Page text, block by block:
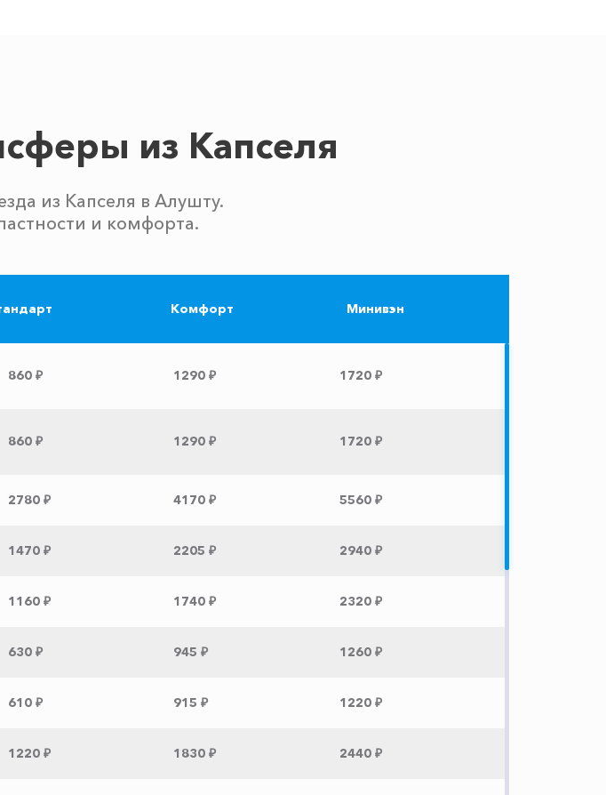
из Капселя
из Капселя в Алушту.
и комфорта.
Комфорт Минивэн
860 ₽ 1290 ₽ 1720 ₽
860 ₽ 1290 ₽ 1720 ₽
2780 ₽ 4170 ₽ 5560 ₽
1470 ₽ 2205 ₽ 2940 ₽
1160 ₽ 1740 ₽ 2320 ₽
630 ₽ 945 ₽ 1260 ₽
610 ₽ 915 ₽ 1220 ₽
1220 ₽ 1830 ₽ 2440 ₽